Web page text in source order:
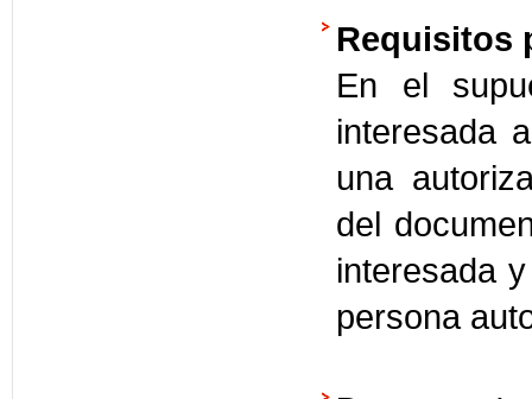
Requisitos
En el
interesada
una
del
interesada
persona